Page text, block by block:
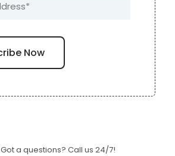
Got a questions? Call us 24/7!